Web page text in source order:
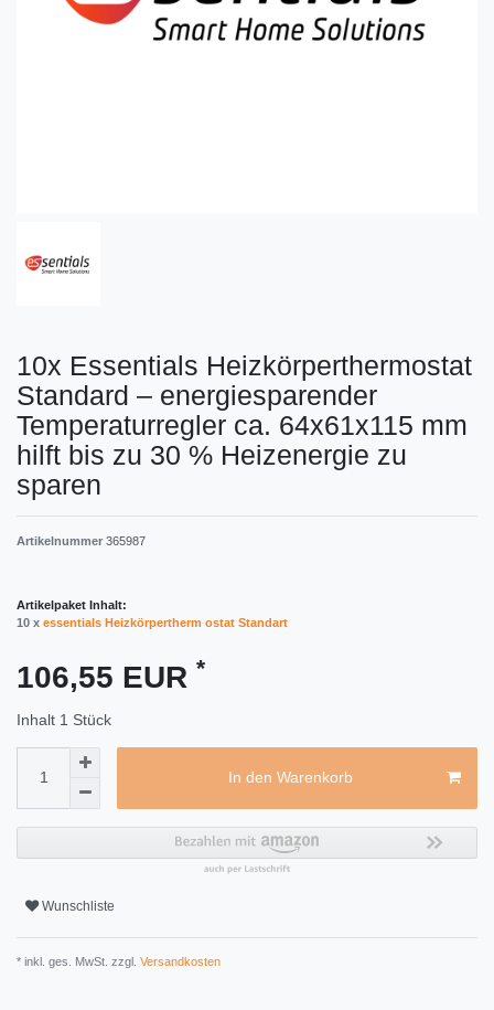
10x Essentials Heizkörperthermostat
Standard – energiesparender
Temperaturregler ca. 64x61x115 mm
hilft bis zu 30 % Heizenergie zu
sparen
Artikelnummer 365987
Artikelpaket Inhalt:
10 x essentials Heizkörpertherm ostat Standart
106,55 EUR *
Inhalt 1 Stück
In den Warenkorb
Wunschliste
* inkl. ges. MwSt. zzgl. Versandkosten